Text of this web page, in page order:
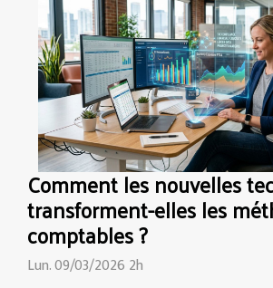
Comment les nouvelles
transforment-elles les
comptables ?
Lun. 09/03/2026 2h